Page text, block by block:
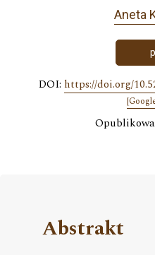
Aneta
DOI: https://doi.org/
Abstrakt